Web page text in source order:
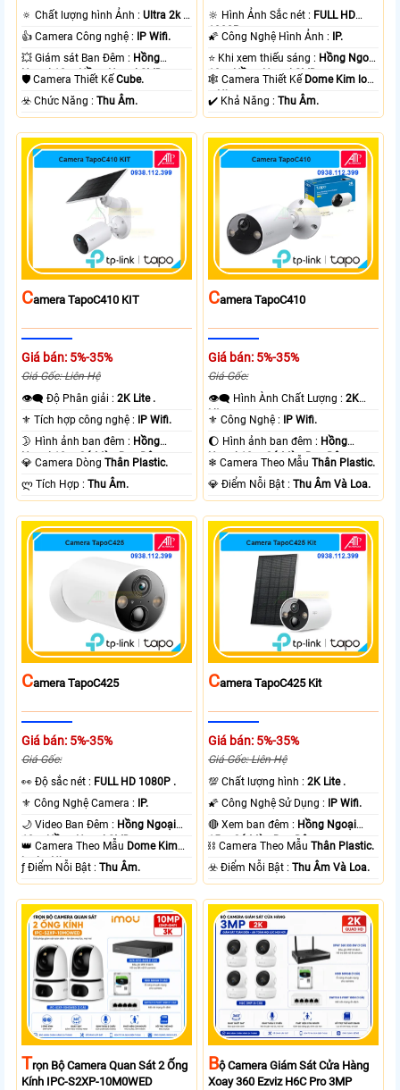
🔅 Chất lượng hình Ảnh :Ultra 2k +
.
👍 Camera Công nghệ : IP Wifi.
💥 Giám sát Ban Đêm : Hồng
Ngoại 10m Hồng Ngoại SMD.
🛡 Camera Thiết KếCube.
️☣️ Chức Năng :Thu Âm.
🔆 Hình Ảnh Sắc nét : FULL HD
1080P .
🌠 Công Nghệ Hình Ảnh : IP.
⭐ Khi xem thiếu sáng : Hồng Ngoại
10m Hồng Ngoại SMD.
🕸️ Camera Thiết Kế Dome Kim loại
+ Nhựa.
️✔️ Khả Năng :Thu Âm.
CAmera TapoC410 KIT
Giá bán: 5%-35%
Giá Gốc: Liên Hệ
👁️‍🗨 Độ Phân giải :2K Lite .
⚜️ Tích hợp công nghệ : IP Wifi.
🌛 Hình ảnh ban đêm : Hồng
Ngoại 10m Có Màu Ban Ðêm.
💎 Camera DòngThân Plastic.
️ლ Tích Hợp :Thu Âm.
CAmera TapoC410
Giá bán: 5%-35%
Giá Gốc:
👁️‍🗨 Hình Ành Chất Lượng :2K
Lite .
⚜️ Công Nghệ : IP Wifi.
🌔 Hình ảnh ban đêm : Hồng
Ngoại 10m Có Màu Ban Ðêm.
❄ Camera Theo MẫuThân Plastic.
️💎 Điểm Nỗi Bật :Thu Âm Và Loa.
CAmera TapoC425
Giá bán: 5%-35%
Giá Gốc:
️👀 Độ sắc nét : FULL HD 1080P .
⚜️ Công Nghệ Camera : IP.
🌙 Video Ban Đêm : Hồng Ngoại
10m Hồng Ngoại SMD.
👑 Camera Theo Mẫu Dome Kim
loại + Nhựa.
️ƒ Điểm Nỗi Bật :Thu Âm.
CAmera TapoC425 Kit
Giá bán: 5%-35%
Giá Gốc: Liên Hệ
💯 Chất lượng hình :2K Lite .
🌠 Công Nghệ Sử Dụng : IP Wifi.
🔴 Xem ban đêm : Hồng Ngoại
15m Có Màu Ban Ðêm.
⛓ Camera Theo MẫuThân Plastic.
️☣️ Điểm Nỗi Bật :Thu Âm Và Loa.
TRọn Bộ Camera Quan Sát 2 Ống
Kính IPC-S2XP-10M0WED
BỘ Camera Giám Sát Cửa Hàng
Xoay 360 Ezviz H6C Pro 3MP